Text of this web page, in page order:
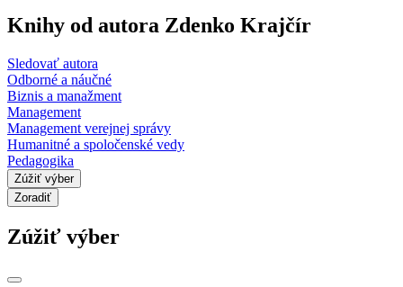
Knihy od autora Zdenko Krajčír
Sledovať autora
Odborné a náučné
Biznis a manažment
Management
Management verejnej správy
Humanitné a spoločenské vedy
Pedagogika
Zúžiť výber
Zoradiť
Zúžiť výber